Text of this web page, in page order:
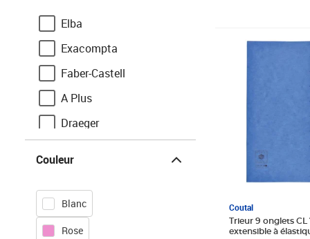
Elba
Exacompta
Faber-Castell
A Plus
Draeger
Herma
Jpc
Couleur
Blanc
Rose
Coutal
Trieur 9 onglets
extensible à
Prix barré 8,83€
Prix 8,39€ HT